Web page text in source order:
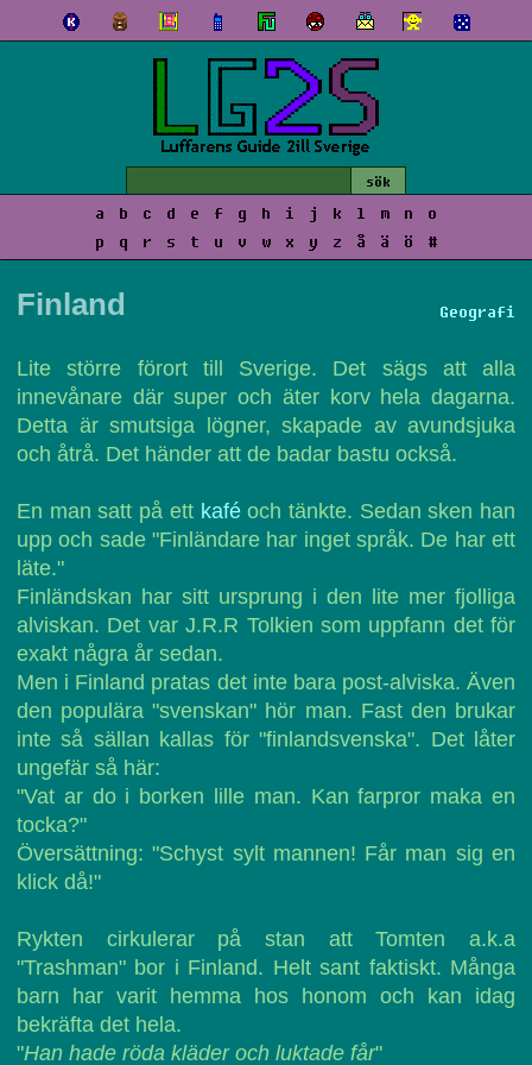
a b c d e f g h i j k l m n
o
p
q r s t u v w x y z å ä ö #
Geografi
Finland
Lite större förort till Sverige. Det sägs att alla
innevånare där super och äter korv hela dagarna.
Detta är smutsiga lögner, skapade av avundsjuka
och åtrå. Det händer att de badar bastu också.
En man satt på ett kaféoch tänkte. Sedan sken han
upp och sade "Finländare har inget språk. De har ett
läte."
Finländskan har sitt ursprung i den lite mer fjolliga
alviskan. Det var J.R.R Tolkien som uppfann det för
exakt några år sedan.
Men i Finland pratas det inte bara post-alviska. Även
den populära "svenskan" hör man. Fast den brukar
inte så sällan kallas för "finlandsvenska". Det låter
ungefär så här:
"Vat ar do i borken lille man. Kan farpror maka en
tocka?"
Översättning: "Schyst sylt mannen! Får man sig en
klick då!"
Rykten cirkulerar på stan att Tomten a.k.a
"Trashman" bor i Finland. Helt sant faktiskt. Många
barn har varit hemma hos honom och kan idag
bekräfta det hela.
"Han hade röda kläder och luktade får"